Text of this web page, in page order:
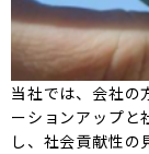
当社では、会社の
ーションアップと
し、社会貢献性の